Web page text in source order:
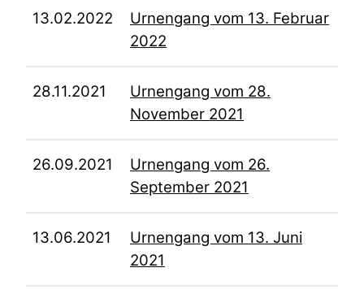
13.02.2022
Urnengang vom 13. Februar
2022
28.11.2021
Urnengang vom 28.
November 2021
26.09.2021
Urnengang vom 26.
September 2021
13.06.2021
Urnengang vom 13. Juni
2021